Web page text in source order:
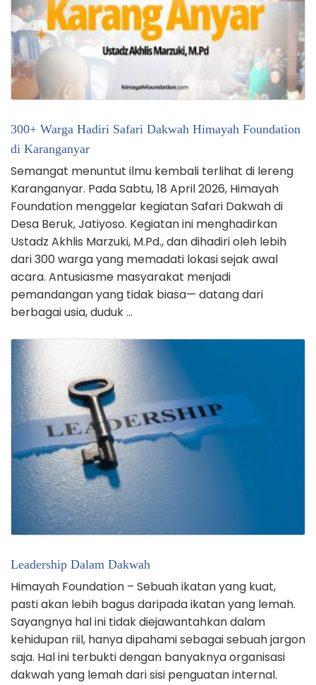
300+ Warga Hadiri Safari Dakwah Himayah Foundation
di Karanganyar
Semangat menuntut ilmu kembali terlihat di lereng
Karanganyar. Pada Sabtu, 18 April 2026, Himayah
Foundation menggelar kegiatan Safari Dakwah di
Desa Beruk, Jatiyoso. Kegiatan ini menghadirkan
Ustadz Akhlis Marzuki, M.Pd., dan dihadiri oleh lebih
dari 300 warga yang memadati lokasi sejak awal
acara. Antusiasme masyarakat menjadi
pemandangan yang tidak biasa— datang dari
berbagai usia, duduk …
Leadership Dalam Dakwah
Himayah Foundation – Sebuah ikatan yang kuat,
pasti akan lebih bagus daripada ikatan yang lemah.
Sayangnya hal ini tidak diejawantahkan dalam
kehidupan riil, hanya dipahami sebagai sebuah jargon
saja. Hal ini terbukti dengan banyaknya organisasi
dakwah yang lemah dari sisi penguatan internal.